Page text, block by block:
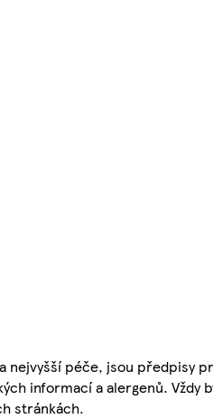
péče, jsou předpisy
informací a alergenů.
stránkách.